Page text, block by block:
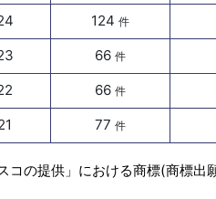
124 件
66 件
66 件
77 件
コの提供」における商標(商標出